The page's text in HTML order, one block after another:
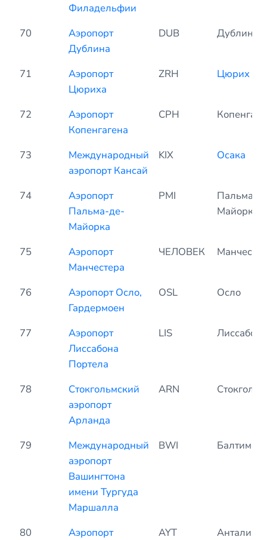
Филадельфии
70
Аэропорт
Дублина
DUB Дублин
71
Аэропорт
Цюриха
ZRH Цюрих
72
Аэропорт
Копенгагена
CPH
73
Международный
аэропорт Кансай
KIX Осака
74
Аэропорт
Пальма-де-
Майорка
PMI
Пальма-
Майорка
75
Аэропорт
Манчестера
ЧЕЛОВЕК Манчестер
76
Аэропорт Осло,
Гардермоен
OSL Осло
77
Аэропорт
Лиссабона
Портела
LIS Лиссабон
78
Стокгольмский
аэропорт
Арланда
ARN Стокгольм
79
Международный
аэропорт
Вашингтона
имени Тургуда
Маршалла
BWI Балтимор
80
Аэропорт
AYT Анталия